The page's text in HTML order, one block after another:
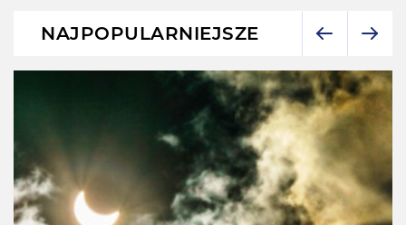
NAJPOPULARNIEJSZE